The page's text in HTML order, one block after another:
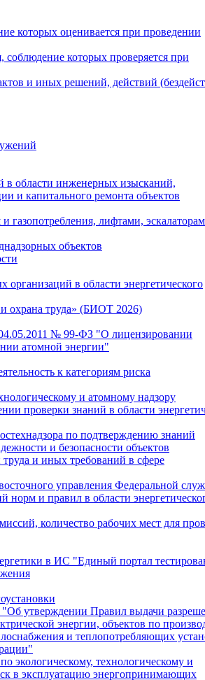
которых оценивается при проведении
которых проверяется при
и иных решений, действий
в области инженерных изысканий,
и капитального ремонта объектов
газопотребления, лифтами,
объектов
организаций в области энергетического
охрана труда» (БИОТ 2026)
№ 99-ФЗ "О лицензировании
атомной энергии"
к категориям риска
и атомному надзору
проверки знаний в области
по подтверждению знаний
и безопасности объектов
и иных требований в сфере
управления Федеральной
норм и правил в области
количество рабочих мест для
в ИС "Единый портал
утверждении Правил выдачи
энергии, объектов по
и теплопотребляющих
экологическому, технологическому и
в эксплуатацию энергопринимающих